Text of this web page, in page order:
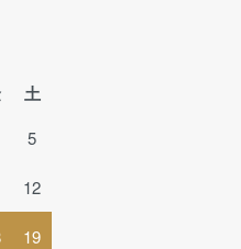
土
5
12
19